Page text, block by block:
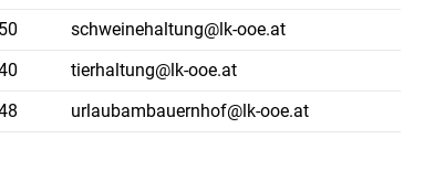
schweinehaltung@lk-ooe.at
tierhaltung@lk-ooe.at
urlaubambauernhof@lk-ooe.at